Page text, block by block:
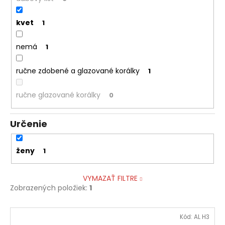
kvet 1
nemá 1
ručne zdobené a glazované korálky 1
ručne glazované korálky 0
Určenie
ženy 1
VYMAZAŤ FILTRE
Zobrazených položiek: 1
V Kód: AL H3